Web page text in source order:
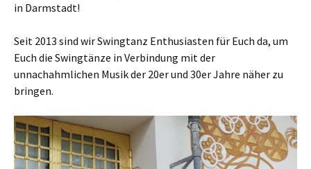
in Darmstadt!
Seit 2013 sind wir Swingtanz Enthusiasten für Euch da, um
Euch die Swingtänze in Verbindung mit der
unnachahmlichen Musik der 20er und 30er Jahre näher zu
bringen.